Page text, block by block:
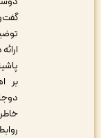
گفت‌وگو
توضیحات
ارائه دهیم.
پاشینیان با
بر اهمیت
روابط